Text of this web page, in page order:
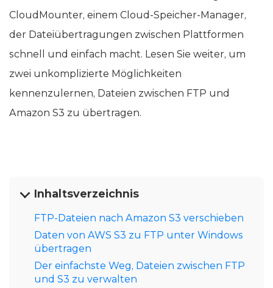
einfachsten Methoden ist die Verwendung von
CloudMounter, einem Cloud-Speicher-Manager,
der Dateiübertragungen zwischen Plattformen
schnell und einfach macht. Lesen Sie weiter, um
zwei unkomplizierte Möglichkeiten
kennenzulernen, Dateien zwischen FTP und
FTP-Dateien nach Amazon S3 verschieben
Daten von AWS S3 zu FTP unter Windows
übertragen
Der einfachste Weg, Dateien zwischen FTP